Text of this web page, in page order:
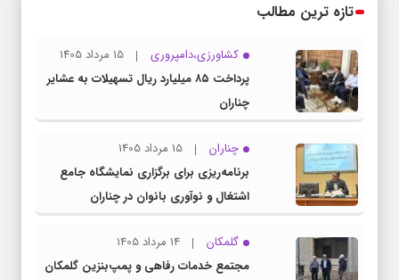
تازه ترین مطالب
کشاورزی،دامپروری
15 مرداد 1405
پرداخت ۸۵ میلیارد ریال تسهیلات به عشایر
چناران
چناران
15 مرداد 1405
برنامه‌ریزی برای برگزاری نمایشگاه جامع
اشتغال و نوآوری بانوان در چناران
گلمکان
14 مرداد 1405
مجتمع خدمات رفاهی و پمپ‌بنزین گلمکان